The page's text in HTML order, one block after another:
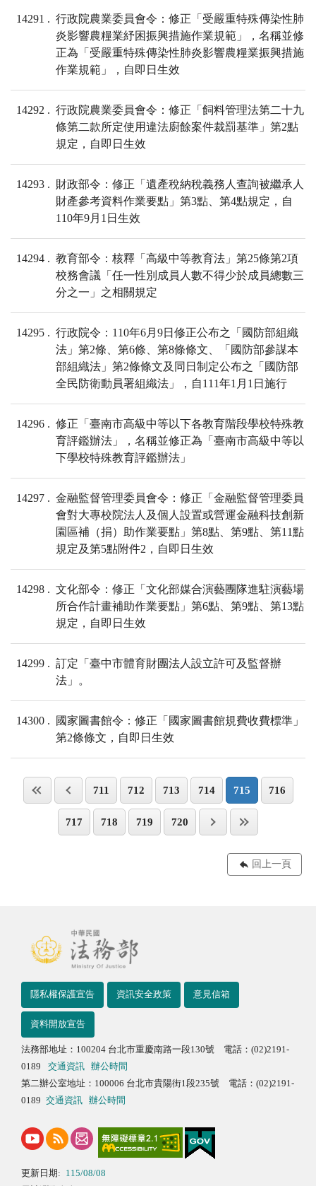
14291
行政院農業委員會令：修正「受嚴重特殊傳染性肺
炎影響農糧業紓困振興措施作業規範」，名稱並修
正為「受嚴重特殊傳染性肺炎影響農糧業振興措施
作業規範」，自即日生效
14292
行政院農業委員會令：修正「飼料管理法第二十九
條第二款所定使用違法廚餘案件裁罰基準」第2點
規定，自即日生效
14293
財政部令：修正「遺產稅納稅義務人查詢被繼承人
財產參考資料作業要點」第3點、第4點規定，自
110年9月1日生效
14294
教育部令：核釋「高級中等教育法」第25條第2項
校務會議「任一性別成員人數不得少於成員總數三
分之一」之相關規定
14295
行政院令：110年6月9日修正公布之「國防部組織
法」第2條、第6條、第8條條文、「國防部參謀本
部組織法」第2條條文及同日制定公布之「國防部
全民防衛動員署組織法」，自111年1月1日施行
14296
修正「臺南市高級中等以下各教育階段學校特殊教
育評鑑辦法」，名稱並修正為「臺南市高級中等以
下學校特殊教育評鑑辦法」
14297
金融監督管理委員會令：修正「金融監督管理委員
會對大專校院法人及個人設置或營運金融科技創新
園區補（捐）助作業要點」第8點、第9點、第11點
規定及第5點附件2，自即日生效
14298
文化部令：修正「文化部媒合演藝團隊進駐演藝場
所合作計畫補助作業要點」第6點、第9點、第13點
規定，自即日生效
14299
訂定「臺中市體育財團法人設立許可及監督辦
法」。
14300
國家圖書館令：修正「國家圖書館規費收費標準」
第2條條文，自即日生效
711 712 713 714 715 716
717 718 719 720
回上一頁
隱私權保護宣告 資訊安全政策 意見信箱
資料開放宣告
法務部地址：100204 台北市重慶南路一段130號 電話：(02)2191-
0189
交通資訊
辦公時間
第二辦公室地址：100006 台北市貴陽街1段235號 電話：(02)2191-
0189 交通資訊 辦公時間
更新日期: 115/08/08